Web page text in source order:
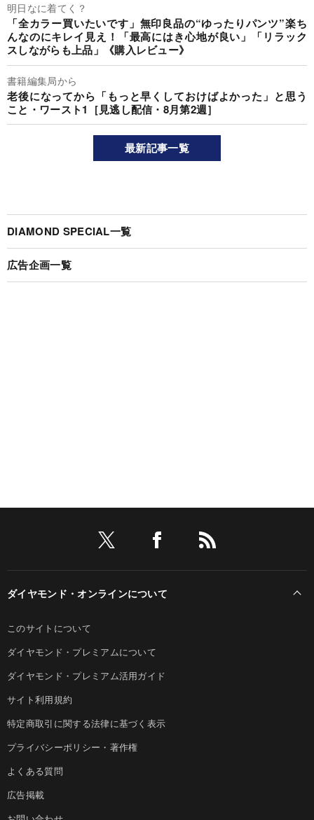
明日なに着てく？
「全カラー買いたいです」無印良品の“ゆったりパンツ”楽ち
んなのにキレイ見え！「最高にはき心地が良い」「リラック
スしながらも上品」《購入レビュー》
書籍編集局から
老後になってから「もっと早くしておけばよかった」と思う
こと・ワースト1［見逃し配信・8月第2週］
最新記事一覧
DIAMOND SPECIAL一覧
広告企画一覧
ダイヤモンド・オンラインについて
このサイトについて
ダイヤモンド・プレミアムについて
ダイヤモンド・プレミアム活用ガイド
サイト利用規約
特定商取引に関する法律に基づく表示
プライバシーポリシー・著作権
よくある質問
広告掲載